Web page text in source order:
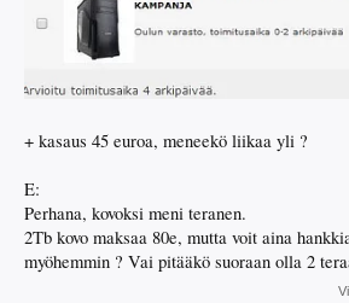
+ kasaus 45 euroa, meneekö liikaa yli ?
E:
Perhana, kovoksi meni teranen.
2Tb kovo maksaa 80e, mutta voit aina
myöhemmin ? Vai pitääkö suoraan olla 2